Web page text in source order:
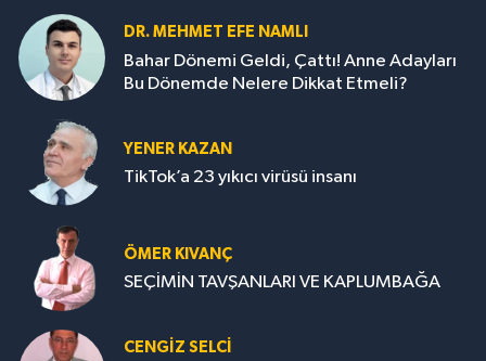
DR. MEHMET EFE NAMLI
Bahar Dönemi Geldi, Çattı! Anne Adayları
Bu Dönemde Nelere Dikkat Etmeli?
YENER KAZAN
TikTok’a 23 yıkıcı virüsü insanı
ÖMER KIVANÇ
SEÇİMİN TAVŞANLARI VE KAPLUMBAĞA
CENGİZ SELCİ